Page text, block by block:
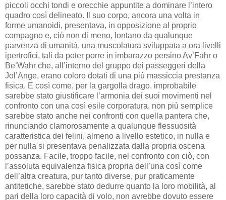
piccoli occhi tondi e orecchie appuntite a dominare l’intero
quadro così delineato. Il suo corpo, ancora una volta in
forme umanoidi, presentava, in opposizione al proprio
compagno e, ciò non di meno, lontano da qualunque
parvenza di umanità, una muscolatura sviluppata a ora livelli
ipertrofici, tali da poter porre in imbarazzo persino Av’Fahr o
Be’Wahr che, all’interno del gruppo dei passeggeri della
Jol’Ange, erano coloro dotati di una più massiccia prestanza
fisica. E così come, per la gargolla drago, improbabile
sarebbe stato giustificare l’armonia dei suoi movimenti nel
confronto con una così esile corporatura, non più semplice
sarebbe stato anche nei confronti con quella pantera che,
rinunciando clamorosamente a qualunque flessuosità
caratteristica dei felini, almeno a livello estetico, in nulla e
per nulla si presentava penalizzata dalla propria oscena
possanza. Facile, troppo facile, nel confronto con ciò, con
l’assoluta equivalenza fisica propria dell’una così come
dell’altra creatura, pur tanto diverse, pur praticamente
antitetiche, sarebbe stato dedurre quanto la loro mobilità, al
pari della loro capacità di volo, non avrebbe dovuto essere